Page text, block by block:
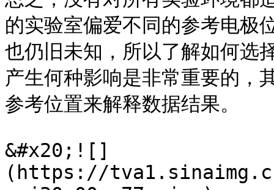
的实验室偏爱不同的参考电极
也仍旧未知，所以了解如何选
产生何种影响是非常重要的，
参考位置来解释数据结果。
&#x20;![]
(https://